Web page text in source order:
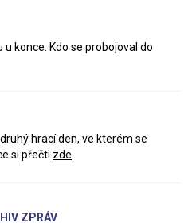
u konce. Kdo se probojoval do
hrací den, ve kterém se
si přečti zde
ZPRÁV